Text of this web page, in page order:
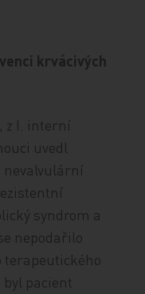
krvácivých
z I. interní
uvedl
nevalvulární
syndrom a
nepodařilo
terapeutického
pacient